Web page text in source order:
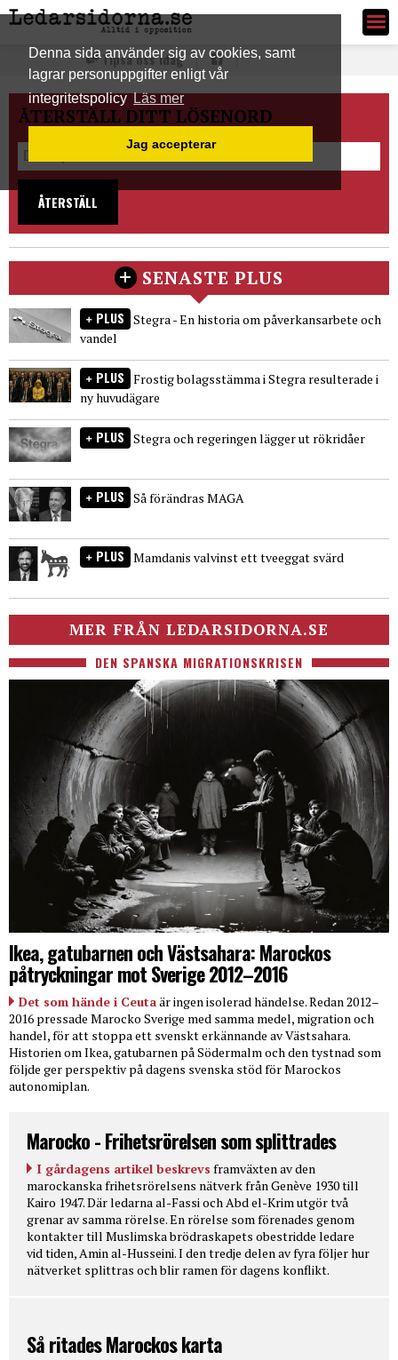
Denna sida använder sig av cookies, samt
lagrar personuppgifter enligt vår
integritetspolicyLäs mer
Jag accepterar
Ledarsidorna.se
Tipsa oss idag
ÅTERSTÄLL DITT LÖSENORD
ÅTERSTÄLL
SENASTE PLUS
PLUS Stegra - En historia om påverkansarbete och
vandel
PLUS Frostig bolagsstämma i Stegra resulterade i
ny huvudägare
PLUS Stegra och regeringen lägger ut rökridåer
PLUS Så förändras MAGA
PLUS Mamdanis valvinst ett tveeggat svärd
MER FRÅN LEDARSIDORNA.SE
DEN SPANSKA MIGRATIONSKRISEN
Ikea, gatubarnen och Västsahara: Marockos
påtryckningar mot Sverige 2012–2016
Det som hände i Ceutaär ingen isolerad händelse. Redan 2012–
2016 pressade Marocko Sverige med samma medel, migration och
handel, för att stoppa ett svenskt erkännande av Västsahara.
Historien om Ikea, gatubarnen på Södermalm och den tystnad som
följde ger perspektiv på dagens svenska stöd för Marockos
autonomiplan.
Marocko - Frihetsrörelsen som splittrades
I gårdagens artikel beskrevs framväxten av den
marockanska frihetsrörelsens nätverk från Genève 1930 till
Kairo 1947. Där ledarna al-Fassi och Abd el-Krim utgör två
grenar av samma rörelse. En rörelse som förenades genom
kontakter till Muslimska brödraskapets obestridde ledare
vid tiden, Amin al-Husseini. I den tredje delen av fyra följer hur
nätverket splittras och blir ramen för dagens konflikt.
Så ritades Marockos karta